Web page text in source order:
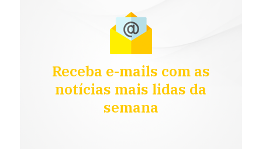
Receba e-mails com as
notícias mais lidas da
semana